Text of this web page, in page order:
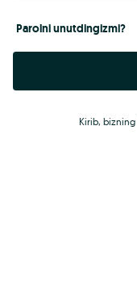
Parolni unutdingizmi?
Kirib, bizning